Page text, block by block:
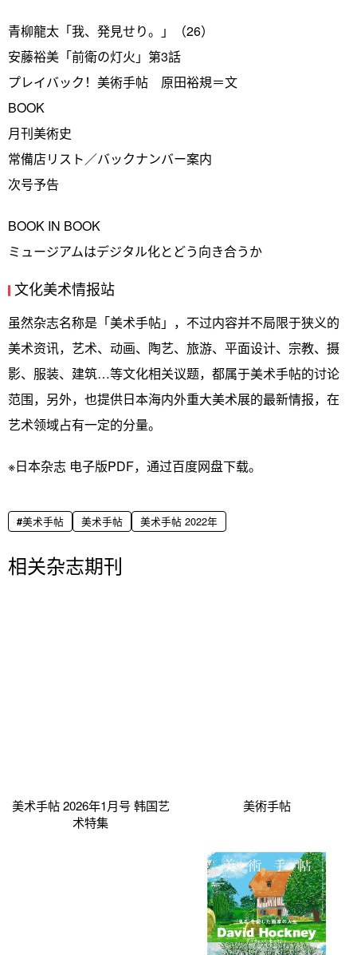
青柳龍太「我、発見せり。」（26）
安藤裕美「前衛の灯火」第3話
プレイバック！美術手帖 原田裕規＝文
BOOK
月刊美術史
常備店リスト／バックナンバー案内
次号予告
BOOK IN BOOK
ミュージアムはデジタル化とどう向き合うか
文化美术情报站
虽然杂志名称是「美术手帖」，不过内容并不局限于狭义的
美术资讯，艺术、动画、陶艺、旅游、平面设计、宗教、摄
影、服装、建筑…等文化相关议题，都属于美术手帖的讨论
范围，另外，也提供日本海内外重大美术展的最新情报，在
艺术领域占有一定的分量。
※日本杂志 电子版PDF，通过百度网盘下载。
美术手帖 美术手帖 美术手帖 2022年
相关杂志期刊
美术手帖 2026年1月号 韩国艺
术特集
美術手帖